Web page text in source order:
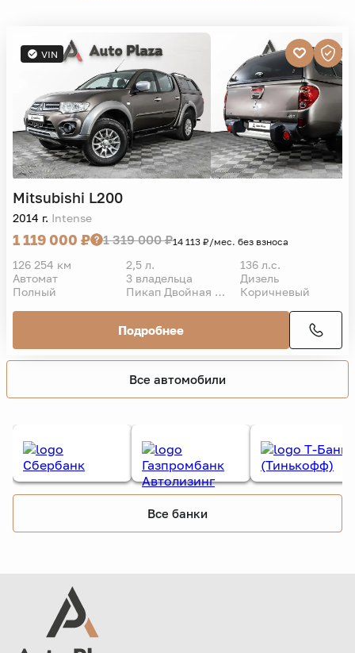
VIN
Mitsubishi L200
2014 г. Intense
1 119 000 ₽ 1 319 000 ₽14 113 ₽/мес. без взноса
126 254 км 2,5 л.
136 л.с.
Автомат
3 владельца
Дизель
Полный
Пикап Двойная кабина Коричневый
Подробнее
Все автомобили
Все банки